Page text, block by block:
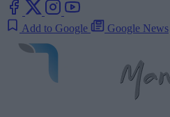
Add to Google Google News